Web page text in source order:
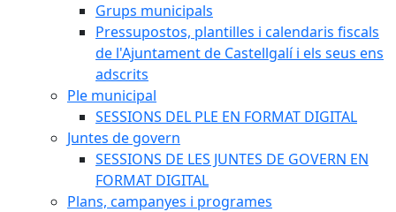
Grups municipals
Pressupostos, plantilles i calendaris fiscals
de l'Ajuntament de Castellgalí i els seus ens
adscrits
Ple municipal
SESSIONS DEL PLE EN FORMAT DIGITAL
Juntes de govern
SESSIONS DE LES JUNTES DE GOVERN EN
FORMAT DIGITAL
Plans, campanyes i programes